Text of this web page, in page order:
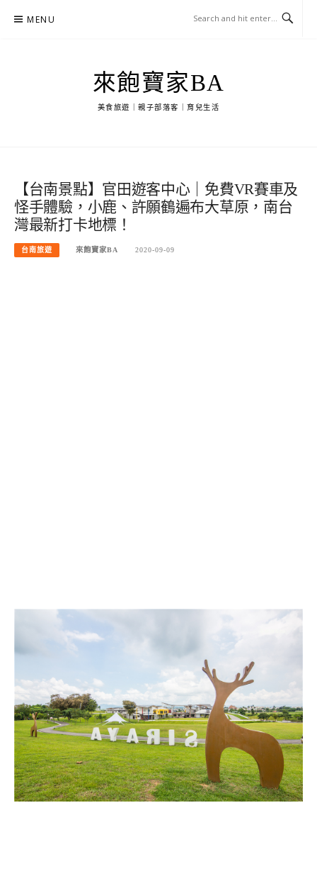
MENU
來飽寶家BA
美食旅遊｜親子部落客｜育兒生活
【台南景點】官田遊客中心｜免費VR賽車及
怪手體驗，小鹿、許願鶴遍布大草原，南台
灣最新打卡地標！
台南旅遊 來飽寶家BA 2020-09-09